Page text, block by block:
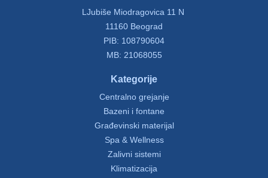
LJubiše Miodragovica 11 N
11160 Beograd
PIB: 108790604
MB: 21068055
Kategorije
Centralno grejanje
Bazeni i fontane
Građevinski materijal
Spa & Wellness
Zalivni sistemi
Klimatizacija